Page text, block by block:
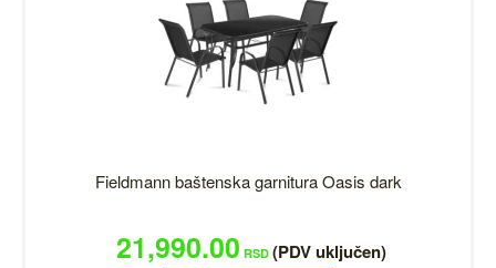
Fieldmann baštenska garnitura Oasis dark
21,990.00 RSD (PDV uključen)